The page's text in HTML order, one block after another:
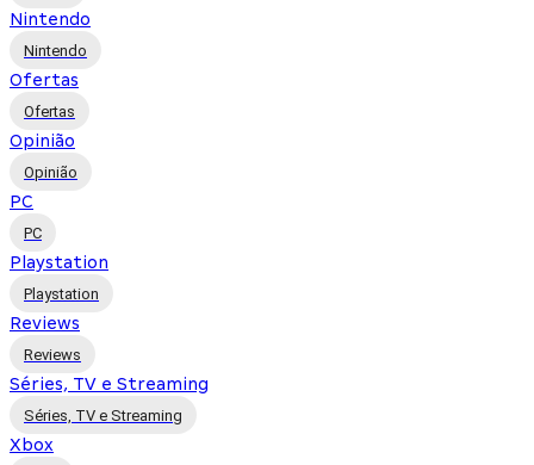
Nintendo
Nintendo
Ofertas
Ofertas
Opinião
Opinião
PC
PC
Playstation
Playstation
Reviews
Reviews
Séries, TV e Streaming
Séries, TV e Streaming
Xbox